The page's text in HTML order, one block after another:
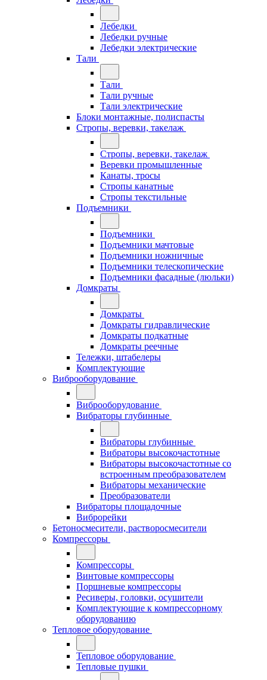
Лебедки
Лебедки ручные
Лебедки электрические
Тали
Тали
Тали ручные
Тали электрические
Блоки монтажные, полиспасты
Стропы, веревки, такелаж
Стропы, веревки, такелаж
Веревки промышленные
Канаты, тросы
Стропы канатные
Стропы текстильные
Подъемники
Подъемники
Подъемники мачтовые
Подъемники ножничные
Подъемники телескопические
Подъемники фасадные (люльки)
Домкраты
Домкраты
Домкраты гидравлические
Домкраты подкатные
Домкраты реечные
Тележки, штабелеры
Комплектующие
Виброоборудование
Виброоборудование
Вибраторы глубинные
Вибраторы глубинные
Вибраторы высокочастотные
Вибраторы высокочастотные со
встроенным преобразователем
Вибраторы механические
Преобразователи
Вибраторы площадочные
Виброрейки
Бетоносмесители, растворосмесители
Компрессоры
Компрессоры
Винтовые компрессоры
Поршневые компрессоры
Ресиверы, головки, осушители
Комплектующие к компрессорному
оборудованию
Тепловое оборудование
Тепловое оборудование
Тепловые пушки